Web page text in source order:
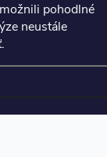
pohodlné
neustále